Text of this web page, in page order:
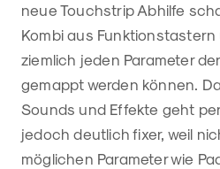
neue Touchstrip Abhilfe
Kombi aus
ziemlich jeden Parameter
gemappt werden können.
Sounds und Effekte geht
jedoch deutlich fixer, weil
möglichen Parameter wie